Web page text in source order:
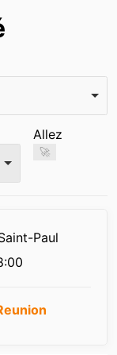
Allez
🚀
Paul